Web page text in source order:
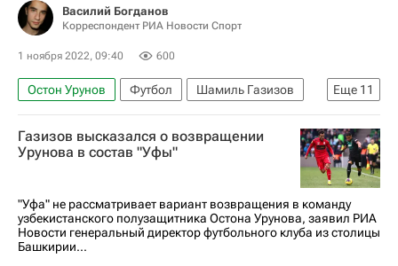
Василий Богданов
Корреспондент РИА Новости Спорт
1 ноября 2022, 09:40 600
Еще 11
Остон Урунов Футбол
Шамиль Газизов
Зарема Салихова
Спорт
Урал
Спартак Москва
РПЛ 2026-2027 (Чемпионат России по футболу)
Уфа
Герта
Локомотив (Москва)
Авторы РИА Новости Спорт
Материалы РИА Спорт
Газизов высказался о возвращении
Урунова в состав "Уфы"
"Уфа" не рассматривает вариант возвращения в команду
узбекистанского полузащитника Остона Урунова, заявил РИА
Новости генеральный директор футбольного клуба из столицы
Башкирии...